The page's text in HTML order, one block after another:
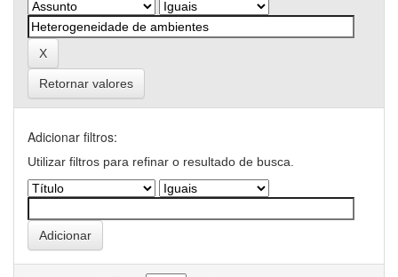
Retornar valores
Adicionar filtros:
Utilizar filtros para refinar o resultado de busca.